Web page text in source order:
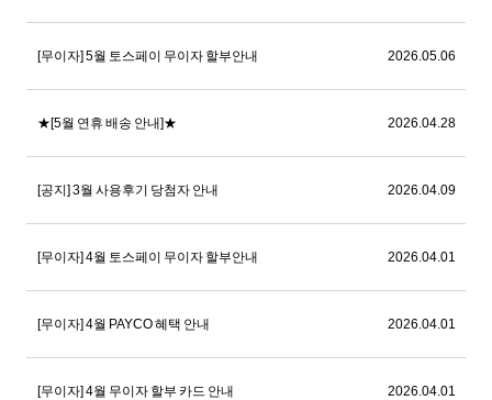
[무이자] 5월 토스페이 무이자 할부안내 2026.05.06
★[5월 연휴 배송 안내]★ 2026.04.28
[공지] 3월 사용후기 당첨자 안내 2026.04.09
[무이자] 4월 토스페이 무이자 할부안내 2026.04.01
[무이자] 4월 PAYCO 혜택 안내 2026.04.01
[무이자] 4월 무이자 할부 카드 안내 2026.04.01